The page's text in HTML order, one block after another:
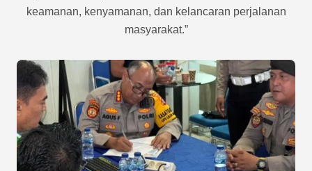
keamanan, kenyamanan, dan kelancaran perjalanan
masyarakat.”